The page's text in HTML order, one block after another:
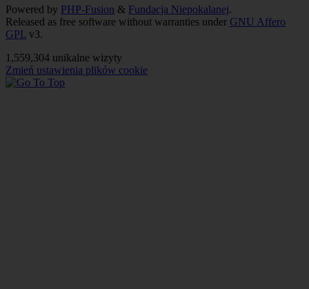
Powered by PHP-Fusion & Fundacja Niepokalanej.
Released as free software without warranties under GNU Affero
GPL v3.
1,559,304 unikalne wizyty
Zmień ustawienia plików cookie